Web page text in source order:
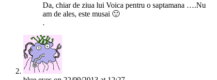
Da, chiar de ziua lui Voica pentru o saptamana ….Nu
am de ales, este musai 🙂
.